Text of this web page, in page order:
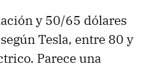
y 50/65 dólares
Tesla, entre 80 y
Parece una